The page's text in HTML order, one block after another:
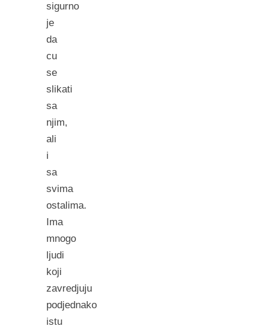
sigurno
je
da
cu
se
slikati
sa
njim,
ali
i
sa
svima
ostalima.
Ima
mnogo
ljudi
koji
zavredjuju
podjednako
istu